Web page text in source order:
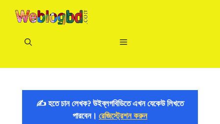
Menu
✍️ হতে চান লেখক? উইব্লগবিডিতে এখন যেকেউ লিখতে
পারবেন। রেজিস্ট্রেশন করুন